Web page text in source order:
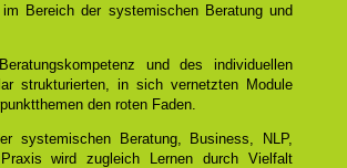
Bereich der systemischen Beratung und
und des individuellen
strukturierten, in sich vernetzten Module
den roten Faden.
systemischen Beratung, Business, NLP,
wird zugleich Lernen durch Vielfalt